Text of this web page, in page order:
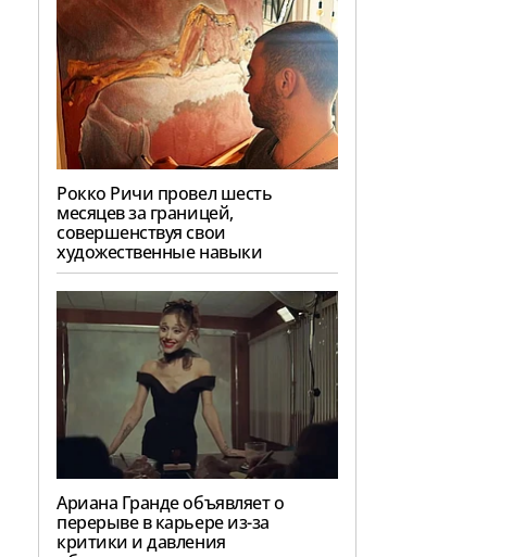
Рокко Ричи провел шесть
месяцев за границей,
совершенствуя свои
художественные навыки
Ариана Гранде объявляет о
перерыве в карьере из-за
критики и давления